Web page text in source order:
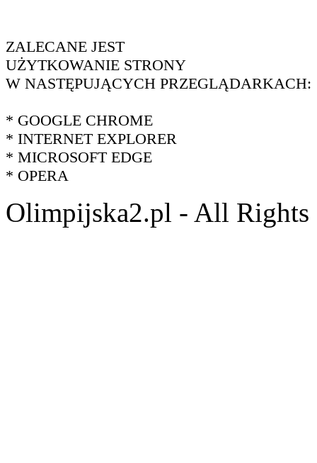
ZALECANE JEST
UŻYTKOWANIE STRONY
W NASTĘPUJĄCYCH PRZEGLĄDARKACH:
* GOOGLE CHROME
* INTERNET EXPLORER
* MICROSOFT EDGE
* OPERA
Olimpijska2.pl - All Rights